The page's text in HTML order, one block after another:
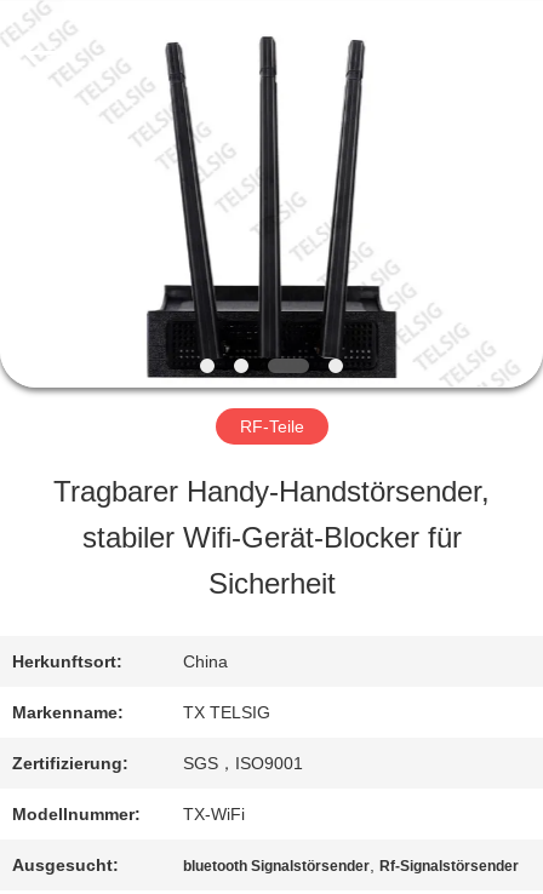
PRODUKTE
UNS
AUSFLUG
QUALITÄTSKONTROLLE
TRETEN
SIE
MIT
UNS
2026
Amplifier
module.
RF-Teile
Tragbarer Handy-Handstörsender,
stabiler Wifi-Gerät-Blocker für
Sicherheit
Herkunftsort: China
Markenname: TX TELSIG
Zertifizierung: SGS，ISO9001
Modellnummer: TX-WiFi
Ausgesucht: bluetooth Signalstörsender,Rf-Signalstörsender